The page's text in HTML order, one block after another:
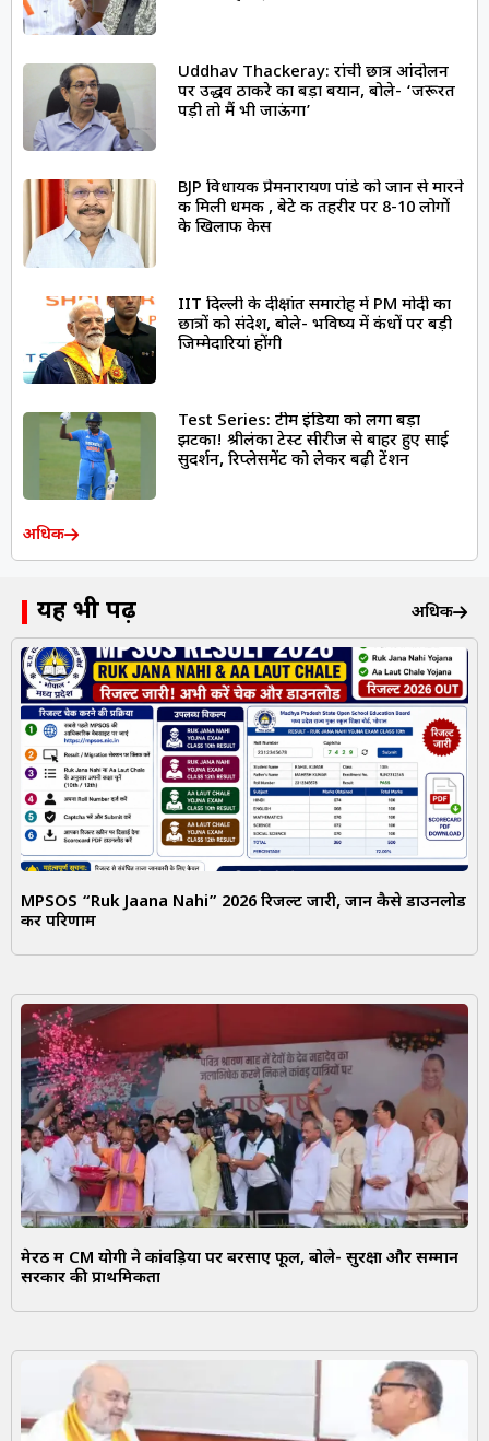
Uddhav Thackeray: रांची छात्र आंदोलन
पर उद्धव ठाकरे का बड़ा बयान, बोले- ‘जरूरत
पड़ी तो मैं भी जाऊंगा’
BJP विधायक प्रेमनारायण पांडे को जान से मारने
की मिली धमकी , बेटे की तहरीर पर 8-10 लोगों
के खिलाफ केस
IIT दिल्ली के दीक्षांत समारोह में PM मोदी का
छात्रों को संदेश, बोले- भविष्य में कंधों पर बड़ी
जिम्मेदारियां होंगी
Test Series: टीम इंडिया को लगा बड़ा
झटका! श्रीलंका टेस्ट सीरीज से बाहर हुए साई
सुदर्शन, रिप्लेसमेंट को लेकर बढ़ी टेंशन
अधिक
यह भी पढ़ें अधिक
MPSOS “Ruk Jaana Nahi” 2026 रिजल्ट जारी, जानें कैसे डाउनलोड
करें परिणाम
मेरठ में CM योगी ने कांवड़ियों पर बरसाए फूल, बोले- सुरक्षा और सम्मान
सरकार की प्राथमिकता